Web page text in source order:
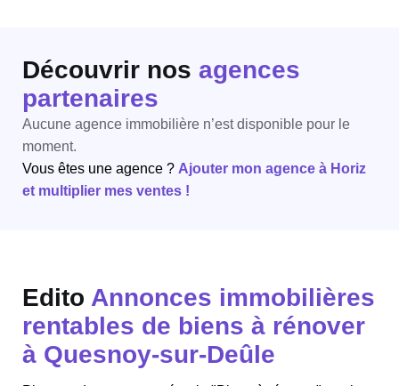
Découvrir nos agences
partenaires
Aucune agence immobilière n’est disponible pour le
moment.
Vous êtes une agence ? Ajouter mon agence à Horiz
et multiplier mes ventes !
Edito Annonces immobilières
rentables de biens à rénover
à Quesnoy-sur-Deûle